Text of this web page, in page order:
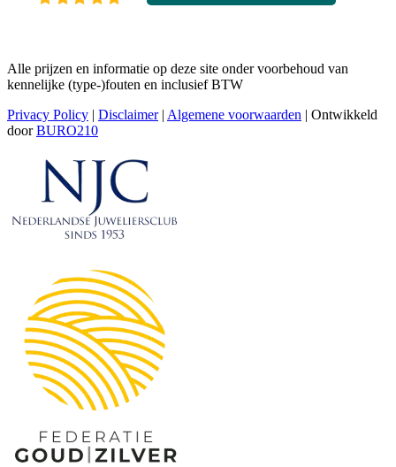
Alle prijzen en informatie op deze site onder voorbehoud van
kennelijke (type-)fouten en inclusief BTW
Privacy Policy | Disclaimer| Algemene voorwaarden | Ontwikkeld
doorBURO210